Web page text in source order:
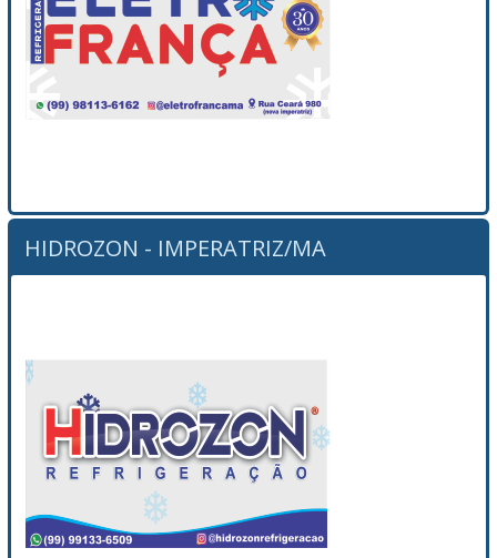
HIDROZON - IMPERATRIZ/MA